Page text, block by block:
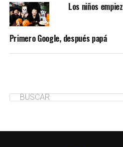
Los niños
Primero Google, después papá